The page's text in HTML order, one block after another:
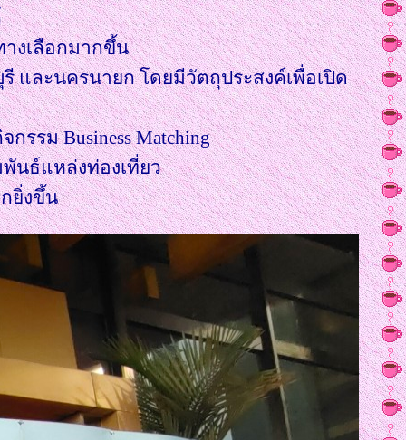
างเลือกมากขึ้น
และนครนายก โดยมีวัตถุประสงค์เพื่อเปิด
รม Business Matching
นธ์แหล่งท่องเที่ยว
ยิ่งขึ้น